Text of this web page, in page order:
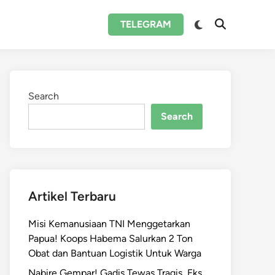
TELEGRAM
Switch
Open
Search
Search
Artikel Terbaru
Misi Kemanusiaan TNI Menggetarkan
Papua! Koops Habema Salurkan 2 Ton
Obat dan Bantuan Logistik Untuk Warga